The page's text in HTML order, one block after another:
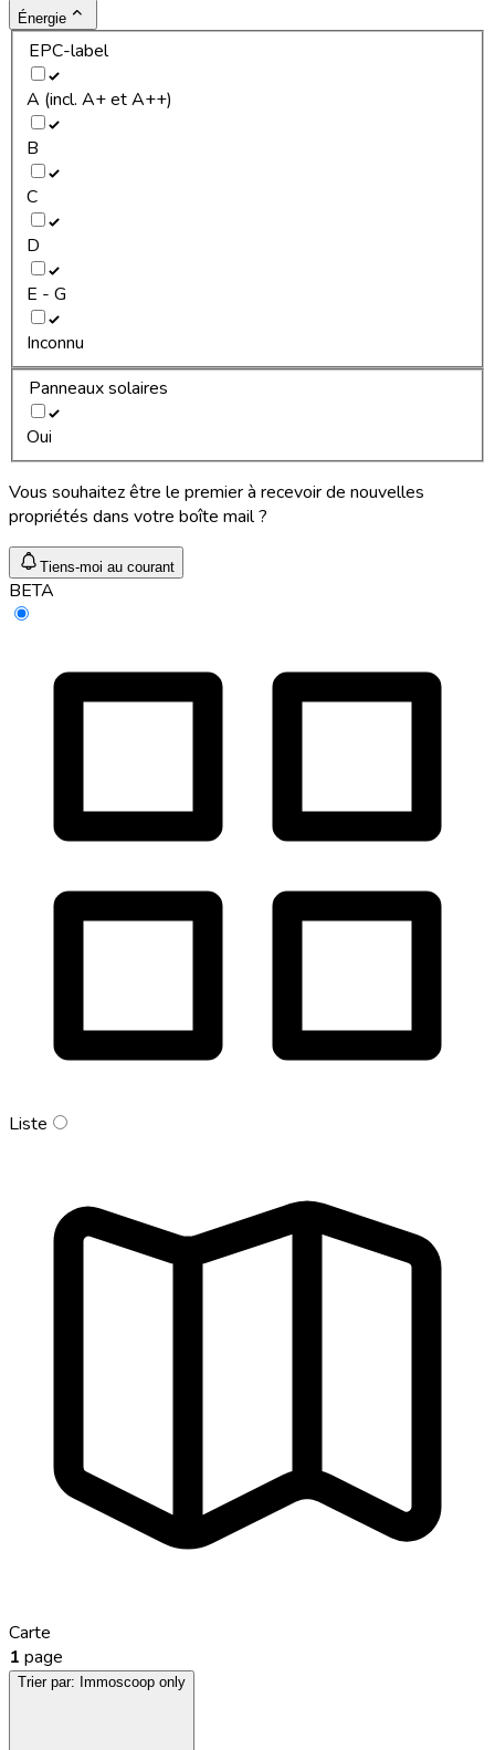
Énergie
EPC-label
A (incl. A+ et A++)
B
C
D
E - G
Inconnu
Panneaux solaires
Oui
Vous souhaitez être le premier à recevoir de nouvelles
propriétés dans votre boîte mail ?
Tiens-moi au courant
BETA
Liste
Carte
1 page
Trier par: Immoscoop only